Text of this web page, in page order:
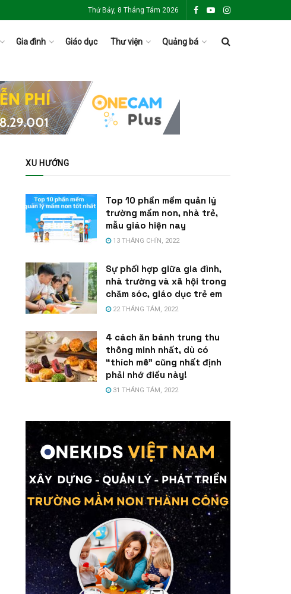
Thứ Bảy, 8 Tháng Tám 2026
Gia đình Giáo dục Thư viện Quảng bá
XU HƯỚNG
Top 10 phần mềm quản lý
trường mầm non, nhà trẻ,
mẫu giáo hiện nay
13 THÁNG CHÍN, 2022
Sự phối hợp giữa gia đình,
nhà trường và xã hội trong
chăm sóc, giáo dục trẻ em
22 THÁNG TÁM, 2022
4 cách ăn bánh trung thu
thông minh nhất, dù có
“thích mê” cũng nhất định
phải nhớ điều này!
31 THÁNG TÁM, 2022